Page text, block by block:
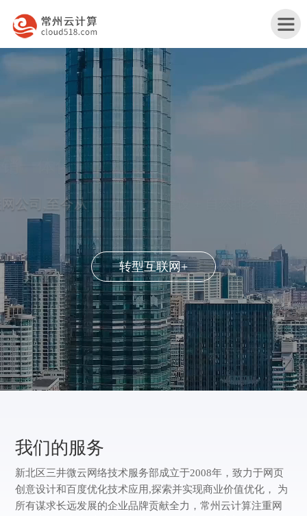
产
与
服
务
港
业
解
决
方
案
云
网
站
改
版
连
港
服
务
案
例
于
我
们
联
系
我
们
企业互联网营销一体化解决方案
品牌建设 + 自然排名 + 平台运营 + 移动营销 + 效果
广告
转型互联网+
我们的服务
新北区三井微云网络技术服务部成立于2008年，致力于网页
创意设计和百度优化技术应用,探索并实现商业价值优化， 为
所有谋求长远发展的企业品牌贡献全力，常州云计算注重网